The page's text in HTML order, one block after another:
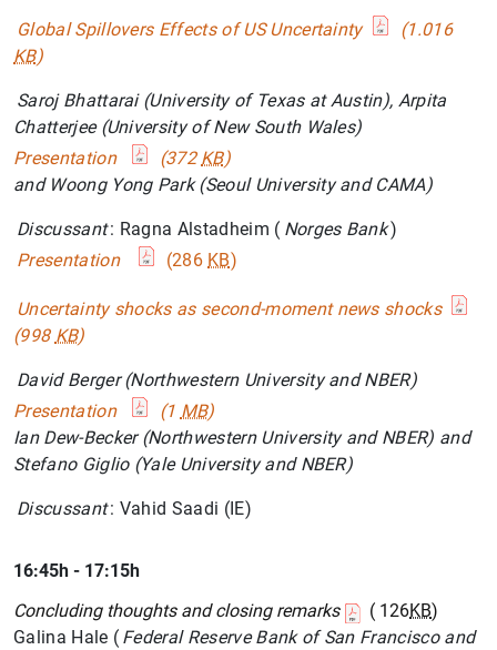
Global Spillovers Effects of US Uncertainty
(1.016
KB)
Saroj Bhattarai (University of Texas at Austin), Arpita
Chatterjee (University of New South Wales)
Presentation
(372 KB)
and Woong Yong Park (Seoul University and CAMA)
Discussant: Ragna Alstadheim ( Norges Bank)
Presentation
(286 KB)
Uncertainty shocks as second-moment news shocks
(998 KB)
David Berger (Northwestern University and NBER)
Presentation
(1 MB)
Ian Dew-Becker (Northwestern University and NBER) and
Stefano Giglio (Yale University and NBER)
Discussant: Vahid Saadi (IE)
16:45h - 17:15h
Concluding thoughts and closing remarks
( 126KB)
Galina Hale ( Federal Reserve Bank of San Francisco and